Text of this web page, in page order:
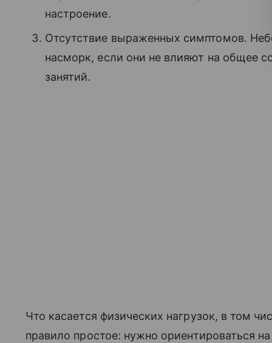
настроение.
Отсутствие выраженных симптомов.
насморк, если они не влияют на общее
занятий.
Что касается физических нагрузок, в том
правило простое: нужно ориентироваться